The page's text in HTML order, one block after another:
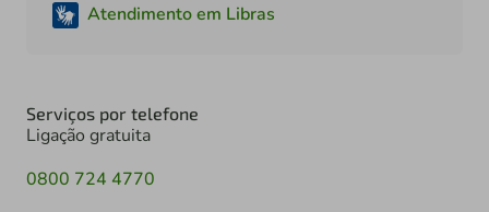
Atendimento em Libras
Serviços por telefone
Ligação gratuita
0800 724 4770